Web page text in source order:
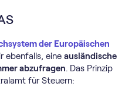
der Europäischen
ebenfalls, eine ausländische
abzufragen. Das Prinzip
für Steuern: